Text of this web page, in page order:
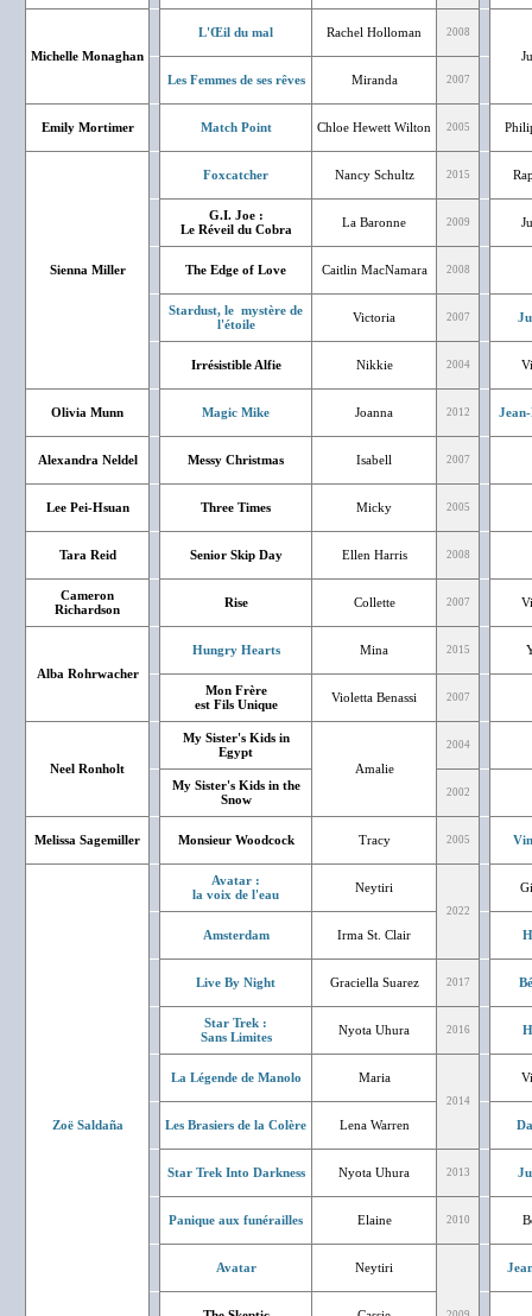
Michelle Monaghan
L'Œil du mal Rachel Holloman 2008
Les Femmes de ses rêves
Miranda 2007
Emily Mortimer Match Point Chloe Hewett Wilton 2005
Sienna Miller
Foxcatcher Nancy Schultz 2015
G.I. Joe :
Le Réveil du Cobra
La Baronne 2009
The Edge of Love Caitlin MacNamara 2008
Stardust, le mystère de
l'étoile
Victoria 2007
Irrésistible Alfie Nikkie 2004
Olivia Munn Magic Mike Joanna 2012
Alexandra Neldel Messy Christmas Isabell 2007
Lee Pei-Hsuan Three Times Micky 2005
Tara Reid Senior Skip Day Ellen Harris 2008
Cameron
Richardson
Rise Collette 2007
Alba Rohrwacher
Hungry Hearts Mina 2015
Mon Frère
est Fils Unique
Violetta Benassi 2007
Neel Ronholt
My Sister's Kids in
Egypt
Amalie
2004
My Sister's Kids in the
Snow
2002
Melissa Sagemiller Monsieur Woodcock Tracy 2005
Zoë Saldaña
Avatar :
la voix de l'eau
Neytiri
2022
Amsterdam Irma St. Clair
Live By Night Graciella Suarez 2017
Star Trek :
Sans Limites
Nyota Uhura 2016
La Légende de Manolo Maria
2014
Les Brasiers de la Colère Lena Warren
Star Trek Into Darkness Nyota Uhura 2013
Panique aux funérailles Elaine 2010
Avatar Neytiri